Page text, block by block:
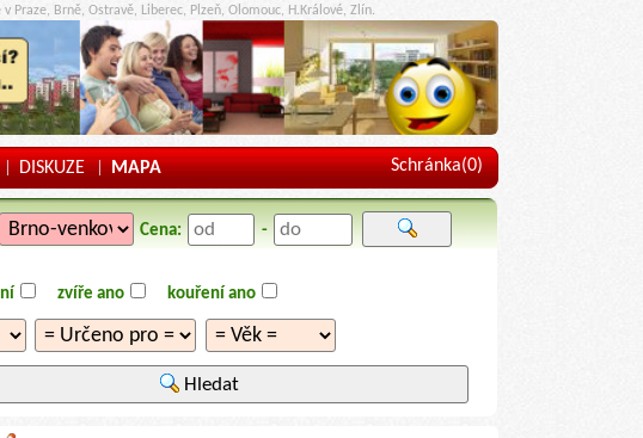
Praze, Brně, Ostravě, Liberec, Plzeň, Olomouc, H.Králové, Zlín.
| DISKUZE | MAPA Schránka(0)
Cena: -
zvíře ano kouření ano
Hledat